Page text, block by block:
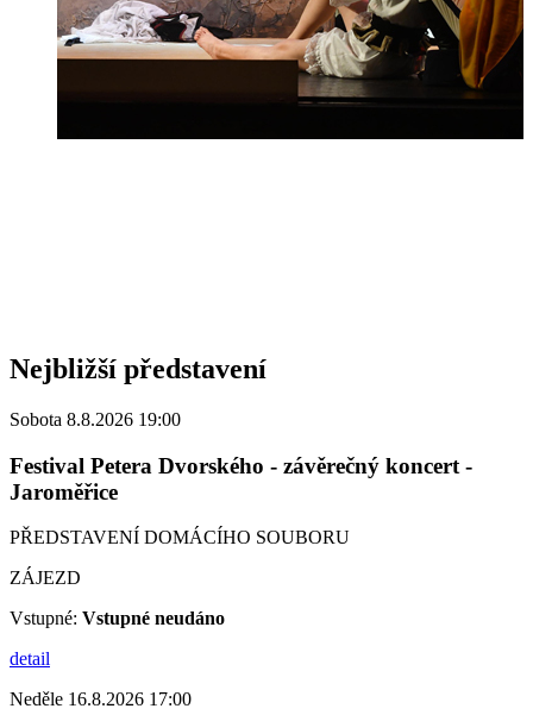
Nejbližší představení
Sobota 8.8.2026 19:00
Festival Petera Dvorského - závěrečný koncert -
Jaroměřice
PŘEDSTAVENÍ DOMÁCÍHO SOUBORU
ZÁJEZD
Vstupné: Vstupné neudáno
detail
Neděle 16.8.2026 17:00